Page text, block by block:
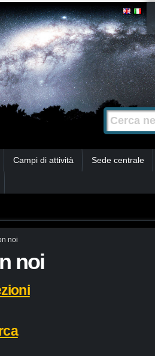
Cerca nel
Campi di attività Sede centrale
noi
noi